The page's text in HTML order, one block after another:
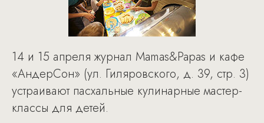
14 и 15 апреля журнал Mamas&Papas и кафе
«АндерСон» (ул. Гиляровского, д. 39, стр. 3)
устраивают пасхальные кулинарные мастер-
классы для детей.